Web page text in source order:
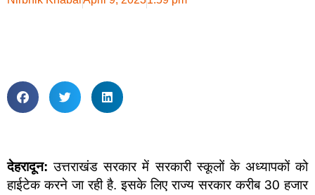
देहरादून: उत्तराखंड सरकार में सरकारी स्कूलों के अध्यापकों को
हाईटेक करने जा रही है. इसके लिए राज्य सरकार करीब 30 हजार